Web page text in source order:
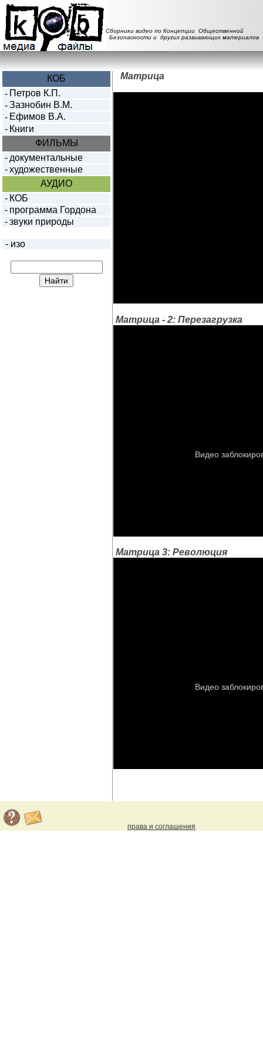
Сборники видео по Концепции Общественной
Безопасности и других развивающих материалов
КОБ
- Петров К.П.
- Зазнобин В.М.
- Ефимов В.А.
- Книги
ФИЛЬМЫ
- документальные
- художественные
АУДИО
- КОБ
- программа Гордона
- звуки природы
- изо
Матрица
Матрица - 2: Перезагрузка
Матрица 3: Революция
права и соглашения